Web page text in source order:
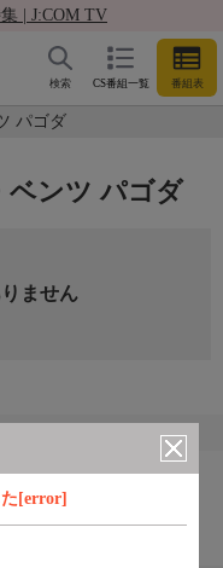
| J:COM TV
CS番組一覧 番組表
検索
パゴダ
[error]
ベンツ パゴダ
ません